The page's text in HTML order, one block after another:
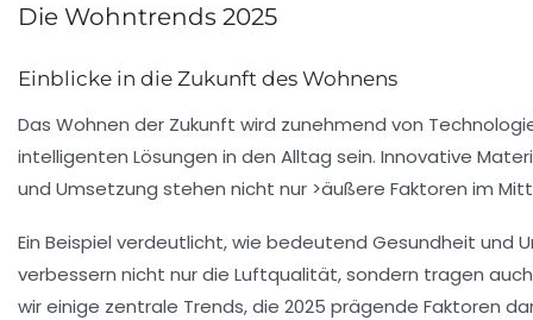
Die Wohntrends 2025
Einblicke in die Zukunft des Wohnens
Das Wohnen der Zukunft wird zunehmend von
intelligenten Lösungen in den Alltag sein. Innovative
und Umsetzung stehen nicht nur >äußere Faktoren im
Ein Beispiel verdeutlicht, wie bedeutend Gesundheit und
verbessern nicht nur die Luftqualität, sondern tragen
wir einige zentrale Trends, die 2025 prägende Faktoren